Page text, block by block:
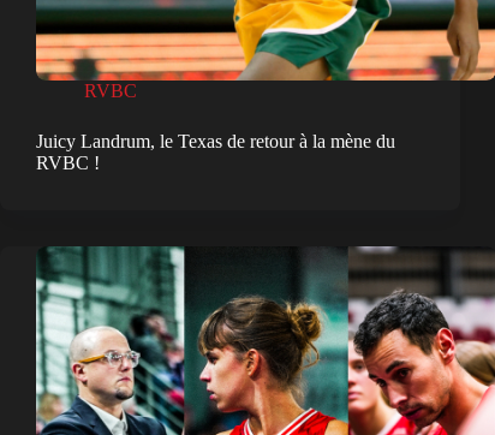
RVBC
Juicy Landrum, le Texas de retour à la mène du
RVBC !